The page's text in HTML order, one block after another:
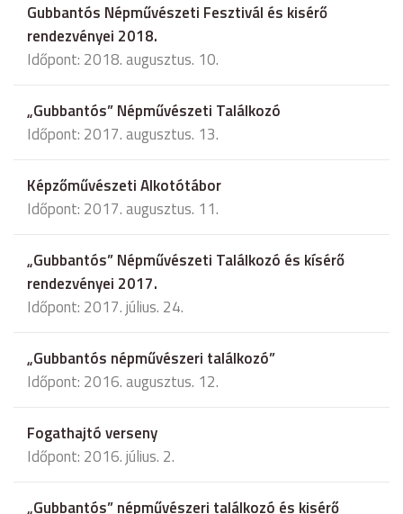
Gubbantós Népművészeti Fesztivál és kisérő
rendezvényei 2018.
Időpont: 2018. augusztus. 10.
„Gubbantós” Népművészeti Találkozó
Időpont: 2017. augusztus. 13.
Képzőművészeti Alkotótábor
Időpont: 2017. augusztus. 11.
„Gubbantós” Népművészeti Találkozó és kísérő
rendezvényei 2017.
Időpont: 2017. július. 24.
„Gubbantós népművészeri találkozó”
Időpont: 2016. augusztus. 12.
Fogathajtó verseny
Időpont: 2016. július. 2.
„Gubbantós” népművészeri találkozó és kisérő